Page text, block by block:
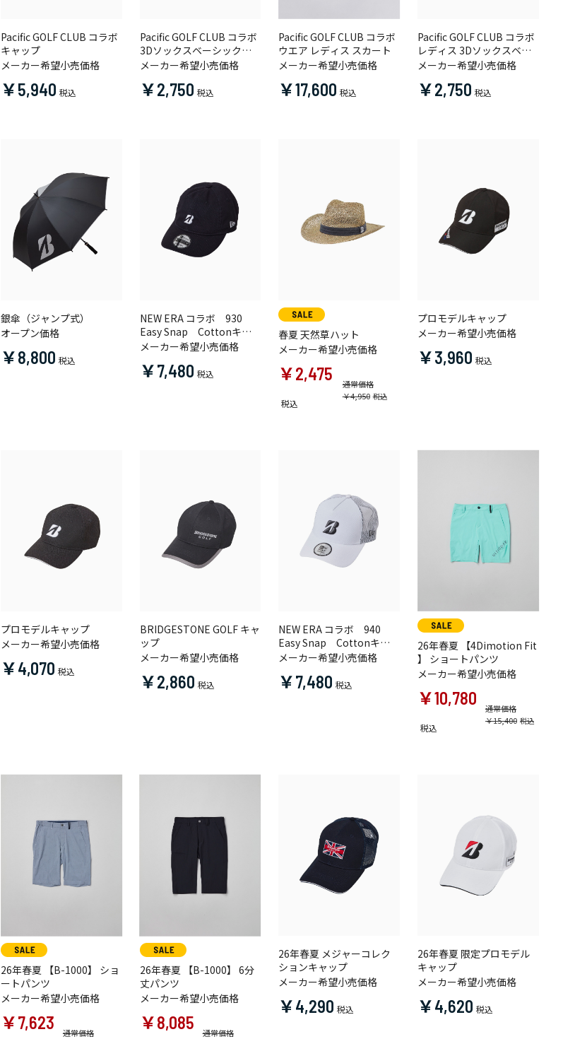
Pacific GOLF CLUB コラボ
キャップ
メーカー希望小売価格
￥5,940
Pacific GOLF CLUB コラボ
3Dソックスベーシック
（アンクル丈）
メーカー希望小売価格
￥2,750
Pacific GOLF CLUB コラボ
ウエア レディス スカート
メーカー希望小売価格
￥17,600
Pacific GOLF CLUB コラボ
レディス 3Dソックスベー
シック（アンクル丈）
メーカー希望小売価格
￥2,750
銀傘（ジャンプ式）
オープン価格
￥8,800
NEW ERA コラボ 930
Easy Snap Cottonキャ
ップ
メーカー希望小売価格
￥7,480
春夏 天然草ハット
メーカー希望小売価格
￥2,475
通常価格
￥4,950
プロモデルキャップ
メーカー希望小売価格
￥3,960
プロモデルキャップ
メーカー希望小売価格
￥4,070
BRIDGESTONE GOLF キャ
ップ
メーカー希望小売価格
￥2,860
NEW ERA コラボ 940
Easy Snap Cottonキャ
ップ
メーカー希望小売価格
￥7,480
26年春夏 【4Dimotion Fit
】 ショートパンツ
メーカー希望小売価格
￥10,780
通常価格
￥15,400
26年春夏 【B-1000】 ショ
ートパンツ
メーカー希望小売価格
￥7,623 通常価格
26年春夏 【B-1000】 6分
丈パンツ
メーカー希望小売価格
￥8,085 通常価格
26年春夏 メジャーコレク
ションキャップ
メーカー希望小売価格
￥4,290
26年春夏 限定プロモデル
キャップ
メーカー希望小売価格
￥4,620